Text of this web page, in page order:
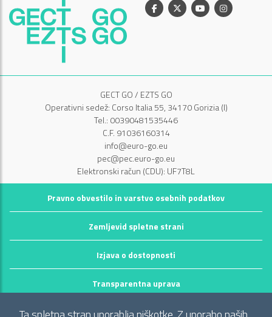
Facebook
X YoutubeInstagram
GECT GO / EZTS GO
Operativni sedež: Corso Italia 55, 34170 Gorizia (I)
Tel.: 00390481535446
C.F. 91036160314
info@euro-go.eu
pec@pec.euro-go.eu
Elektronski račun (CDU): UF7T8L
Pravno obvestilo in varstvo osebnih podatkov
Zemljevid spletne strani
Izjava o dostopnosti
Transparentna uprava
©2026 GECT GO / EZTS GO